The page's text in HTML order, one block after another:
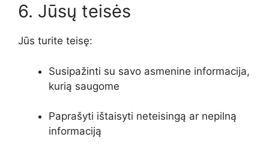
6. Jūsų teisės
Jūs turite teisę:
Susipažinti su savo asmenine informacija,
kurią saugome
Paprašyti ištaisyti neteisingą ar nepilną
informaciją